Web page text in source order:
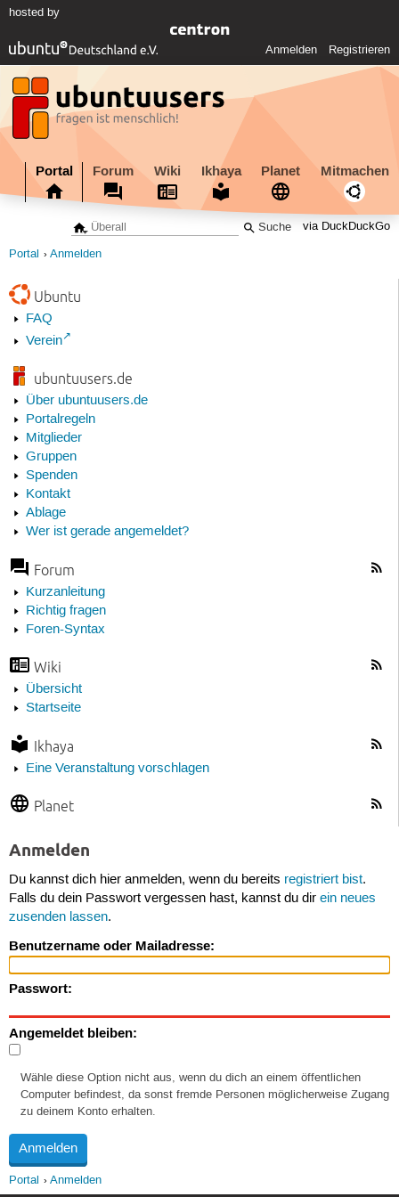
hosted by
Anmelden Registrieren
Portal Forum Wiki Ikhaya Planet Mitmachen
via DuckDuckGo
Portal Anmelden
Ubuntu
FAQ
Verein
ubuntuusers.de
Über ubuntuusers.de
Portalregeln
Mitglieder
Gruppen
Spenden
Kontakt
Ablage
Wer ist gerade angemeldet?
Forum
Kurzanleitung
Richtig fragen
Foren-Syntax
Wiki
Übersicht
Startseite
Ikhaya
Eine Veranstaltung vorschlagen
Planet
Anmelden
Du kannst dich hier anmelden, wenn du bereits registriert bist.
Falls du dein Passwort vergessen hast, kannst du dir ein neues
zusenden lassen.
Benutzername oder Mailadresse:
Passwort:
Angemeldet bleiben:
Wähle diese Option nicht aus, wenn du dich an einem öffentlichen
Computer befindest, da sonst fremde Personen möglicherweise Zugang
zu deinem Konto erhalten.
Portal Anmelden